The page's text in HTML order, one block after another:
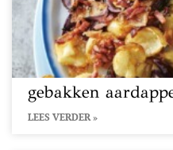
gebakken
LEES VERDER »